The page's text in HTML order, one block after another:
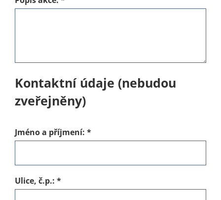
Kontaktní údaje (nebudou
zveřejněny)
Jméno a příjmení: *
Ulice, č.p.: *